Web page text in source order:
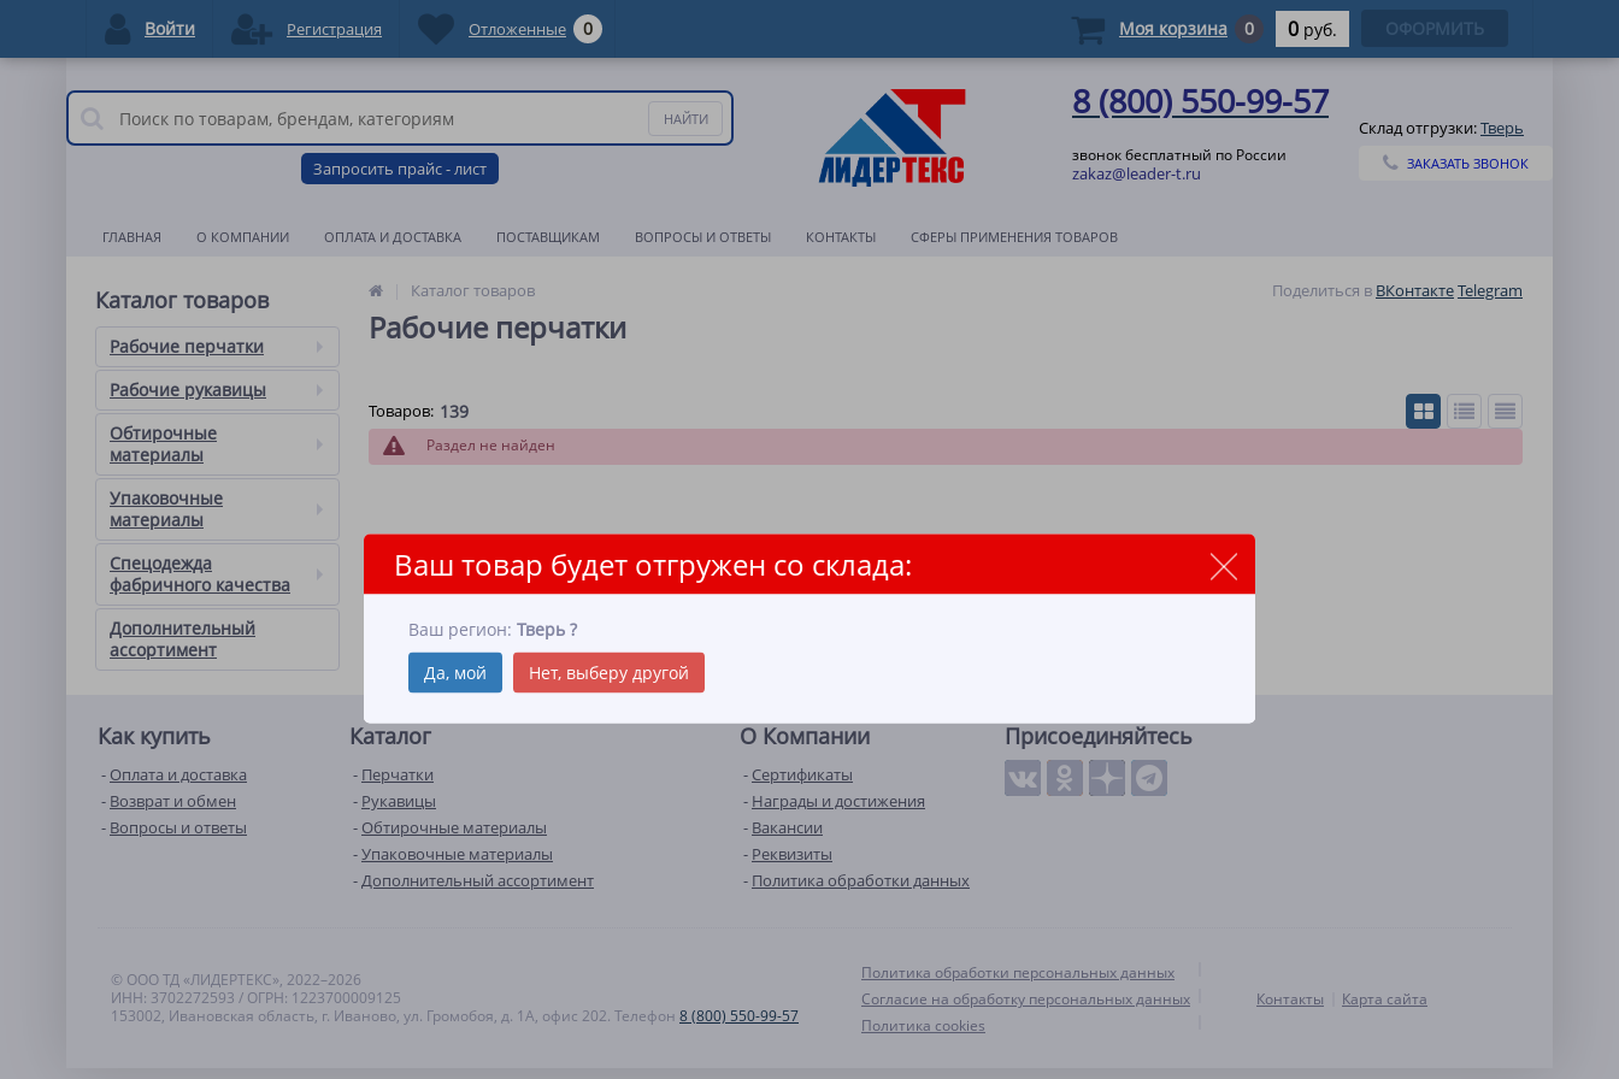
Запросить прайс - лист
8 (800) 550-99-57
звонок бесплатный по России
zakaz@leader-t.ru
Склад отгрузки:Тверь
Ваш товар будет отгружен со склада:
Ваш регион: Тверь ?
Да, мой
Нет, выберу другой
ЗАКАЗАТЬ ЗВОНОК
ГЛАВНАЯ О КОМПАНИИ ОПЛАТА И ДОСТАВКА ПОСТАВЩИКАМ ВОПРОСЫ И ОТВЕТЫ КОНТАКТЫ СФЕРЫ ПРИМЕНЕНИЯ ТОВАРОВ
Каталог товаров
Рабочие перчатки
Рабочие рукавицы
Обтирочные
материалы
Упаковочные
материалы
Спецодежда
фабричного качества
Дополнительный
ассортимент
Каталог товаров Поделиться в ВКонтактеTelegram
Рабочие перчатки
Товаров: 139
Раздел не найден
Как купить
Оплата и доставка
Возврат и обмен
Вопросы и ответы
Каталог
Перчатки
Рукавицы
Обтирочные материалы
Упаковочные материалы
Дополнительный ассортимент
О Компании
Сертификаты
Награды и достижения
Вакансии
Реквизиты
Политика обработки данных
Присоединяйтесь
© ООО ТД «ЛИДЕРТЕКС», 2022–2026
ИНН: 3702272593 / ОГРН: 1223700009125
153002, Ивановская область, г. Иваново, ул. Громобоя, д. 1А, офис 202. Телефон 8 (800) 550-99-57
Политика обработки персональных данных
Согласие на обработку персональных данных
Политика cookies
Контакты Карта сайта
Войти Регистрация Отложенные 0 Моя корзина 0 0 руб. ОФОРМИТЬ